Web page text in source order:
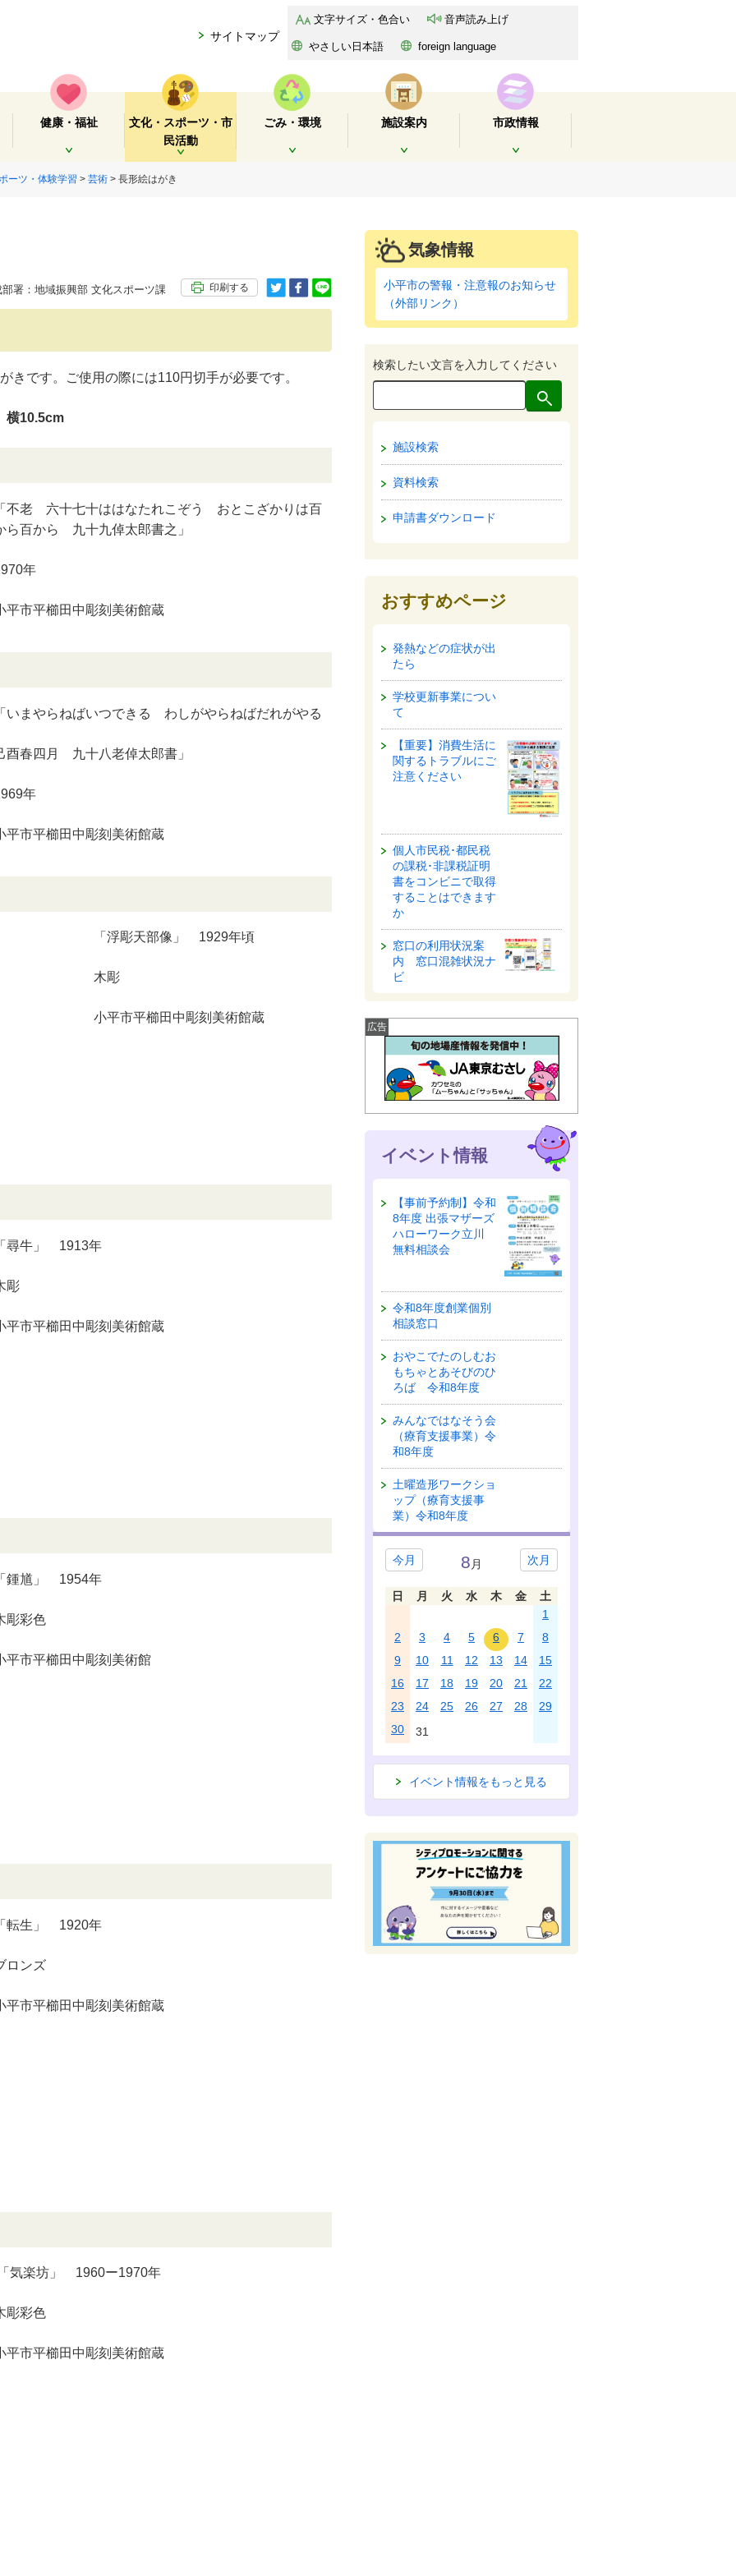
サイトマップ
文字サイズ・色合い 音声読み上げ
やさしい日本語 foreign language
健康・福祉
開く
文化・スポーツ・市
民活動
開く
ごみ・環境 施設案内 市政情報
ーツ・体験学習 > 芸術 > 長形絵はがき
署：地域振興部 文化スポーツ課 印刷する
きです。ご使用の際には110円切手が必要です。
横10.5cm
不老 六十七十ははなたれこぞう おとこざかりは百
ら百から 九十九倬太郎書之」
年
平市平櫛田中彫刻美術館蔵
いまやらねばいつできる わしがやらねばだれがやる
酉春四月 九十八老倬太郎書」
年
平市平櫛田中彫刻美術館蔵
「浮彫天部像」 1929年頃
木彫
小平市平櫛田中彫刻美術館蔵
尋牛」 1913年
彫
平市平櫛田中彫刻美術館蔵
鍾馗」 1954年
彫彩色
平市平櫛田中彫刻美術館
転生」 1920年
ロンズ
平市平櫛田中彫刻美術館蔵
気楽坊」 1960ー1970年
彫彩色
平市平櫛田中彫刻美術館蔵
気象情報
小平市の警報・注意報のお知らせ
（外部リンク）
検索したい文言を入力してください
施設検索
資料検索
申請書ダウンロード
おすすめページ
発熱などの症状が出
たら
学校更新事業につい
て
【重要】消費生活に
関するトラブルにご
注意ください
個人市民税･都民税
の課税･非課税証明
書をコンビニで取得
することはできます
か
窓口の利用状況案
内 窓口混雑状況ナ
ビ
広告
イベント情報
【事前予約制】令和
8年度 出張マザーズ
ハローワーク立川
無料相談会
令和8年度創業個別
相談窓口
おやこでたのしむお
もちゃとあそびのひ
ろば 令和8年度
みんなではなそう会
（療育支援事業）令
和8年度
土曜造形ワークショ
ップ（療育支援事
業）令和8年度
今月 次月
8 月
日 月 火 水 木 金
土
1
2
3 4 5 6 7
8
9
10 11 12 13 14
15
16
17 18 19 20 21
22
23
24 25 26 27 28
29
30
31
イベント情報をもっと見る